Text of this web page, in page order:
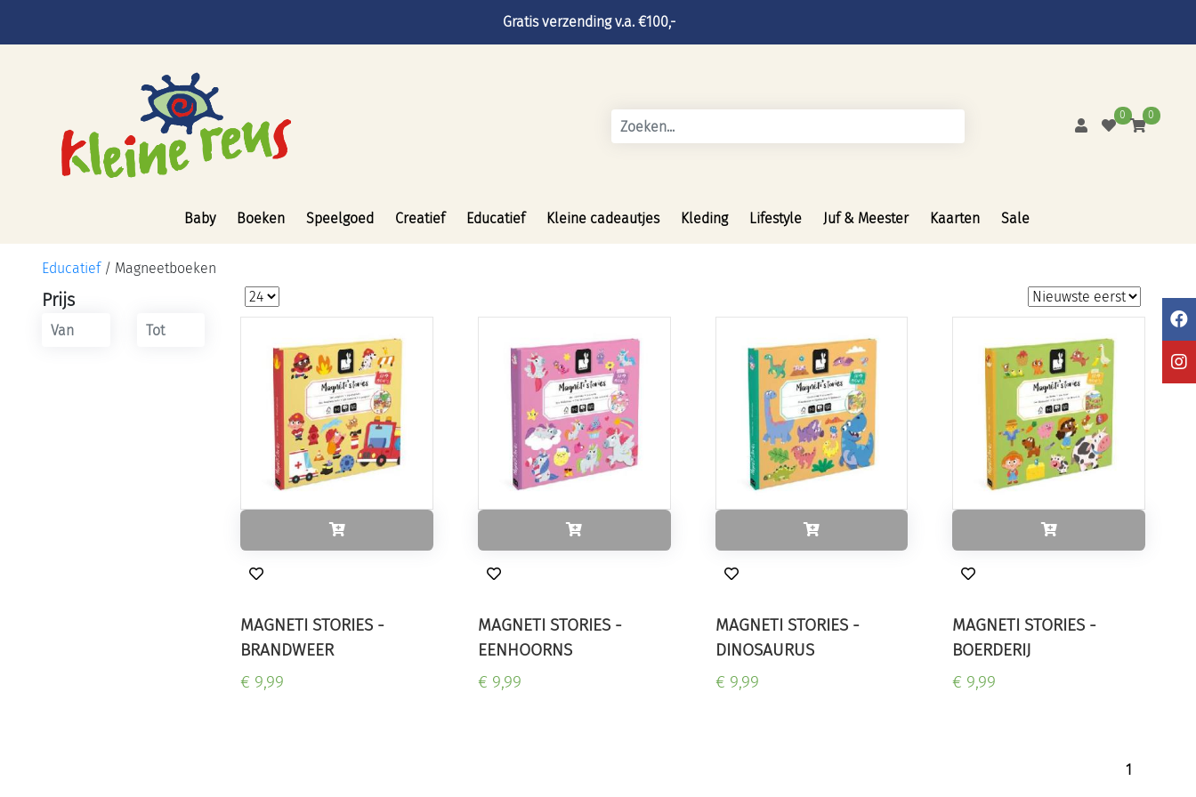
Gratis verzending v.a. €100,-
0 0
Baby Boeken Speelgoed Creatief Educatief Kleine cadeautjes Kleding Lifestyle Juf & Meester Kaarten Sale
Educatief / Magneetboeken
Prijs
MAGNETI STORIES -
BRANDWEER
€ 9,99
MAGNETI STORIES -
EENHOORNS
€ 9,99
MAGNETI STORIES -
DINOSAURUS
€ 9,99
MAGNETI STORIES -
BOERDERIJ
€ 9,99
1